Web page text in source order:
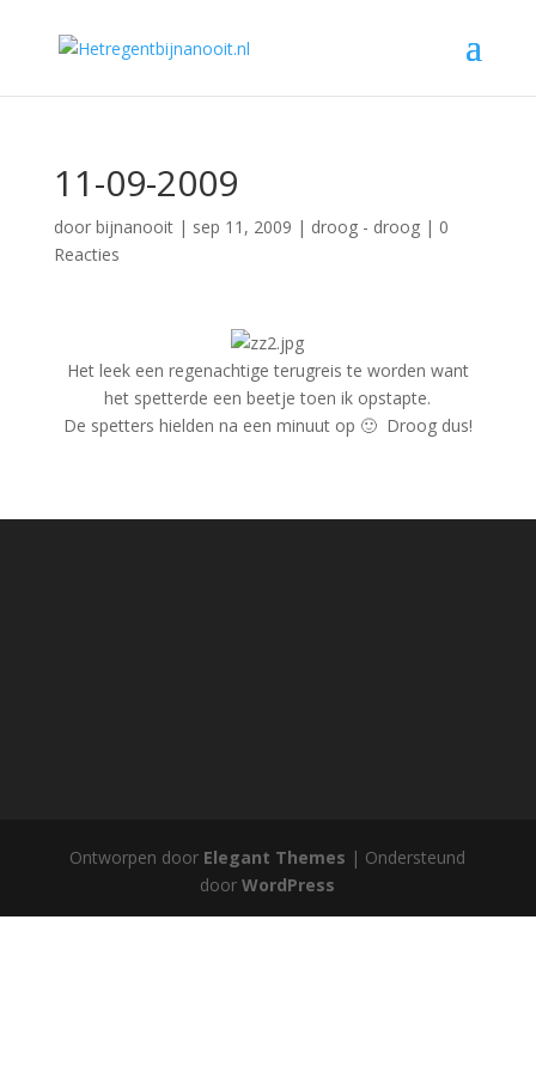
11-09-2009
door bijnanooit| sep 11, 2009 | droog - droog| 0
Reacties
Het leek een regenachtige terugreis te worden want
het spetterde een beetje toen ik opstapte.
De spetters hielden na een minuut op 🙂 Droog dus!
Ontworpen door Elegant Themes | Ondersteund
doorWordPress